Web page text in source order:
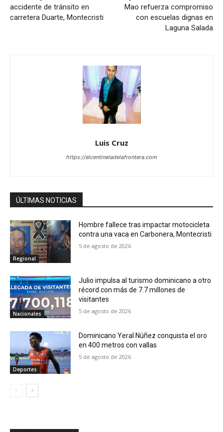
accidente de tránsito en
carretera Duarte, Montecristi
Mao refuerza compromiso
con escuelas dignas en
Laguna Salada
Luis Cruz
https://elcentineladelafrontera.com
ÚLTIMAS NOTICIAS
Regional
Hombre fallece tras impactar motocicleta
contra una vaca en Carbonera, Montecristi
5 de agosto de 2026
Nacionales
Julio impulsa al turismo dominicano a otro
récord con más de 7.7 millones de
visitantes
5 de agosto de 2026
Deportes
Dominicano Yeral Núñez conquista el oro
en 400 metros con vallas
5 de agosto de 2026